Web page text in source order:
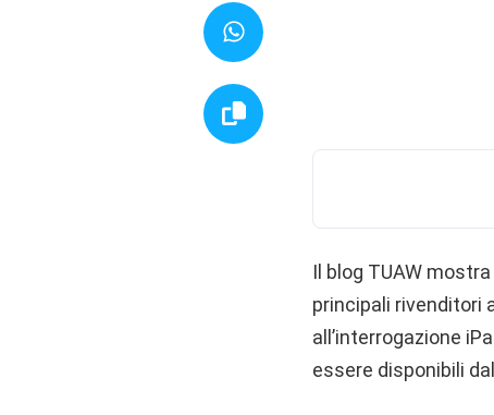
Il blog TUAW
principali rivenditori
all’interrogazione
essere disponibili